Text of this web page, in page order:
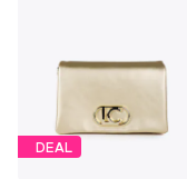
DEAL